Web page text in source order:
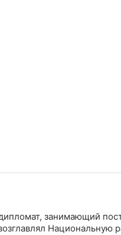
занимающий
Национальную